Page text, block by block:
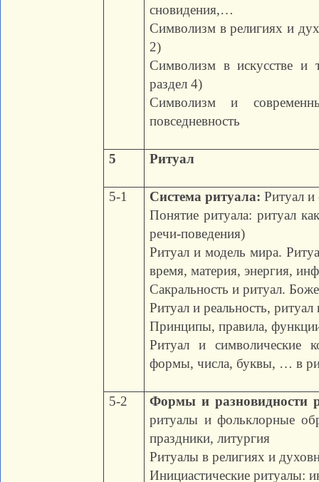
сновидения,…
Символизм в религиях и
2)
Символизм в искусстве и
раздел 4)
Символизм и
повседневность
5 Ритуал
5-1 Система ритуала: Ритуал и
Понятие ритуала: ритуал
речи-поведения)
Ритуал и модель мира.
время, материя, энергия,
Сакральность и ритуал.
Ритуал и реальность,
Принципы, правила,
Ритуал и символические
формы, числа, буквы, … в
5-2
Формы и разновидности
ритуалы и фольклорные
праздники, литургия
Ритуалы в религиях и
Инициастические ритуалы: